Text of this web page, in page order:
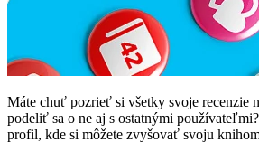
Máte chuť pozrieť si všetky svoje recenzie
podeliť sa o ne aj s ostatnými
profil, kde si môžete zvyšovať svoju